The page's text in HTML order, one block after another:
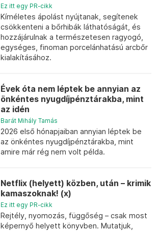
Ez itt egy PR-cikk
Kíméletes ápolást nyújtanak, segítenek
csökkenteni a bőrhibák láthatóságát, és
hozzájárulnak a természetesen ragyogó,
egységes, finoman porcelánhatású arcbőr
kialakításához.
Évek óta nem léptek be annyian az
önkéntes nyugdíjpénztárakba, mint
az idén
Barát Mihály Tamás
2026 első hónapjaiban annyian léptek be
az önkéntes nyugdíjpénztárakba, mint
amire már rég nem volt példa.
Netflix (helyett) közben, után – krimik
kamaszoknak! (x)
Ez itt egy PR-cikk
Rejtély, nyomozás, függőség – csak most
képernyő helyett könyvben. Mutatjuk,